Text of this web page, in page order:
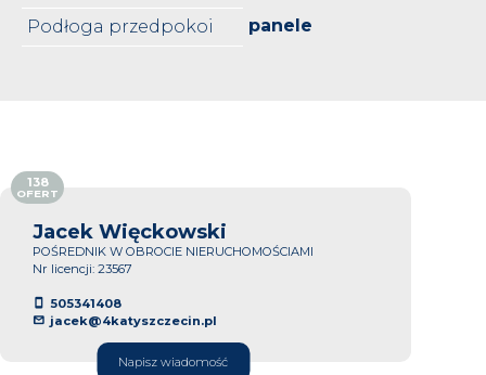
Podłoga przedpokoi panele
Jacek Więckowski
POŚREDNIK W OBROCIE NIERUCHOMOŚCIAMI
Nr licencji: 23567
505341408
jacek@4katyszczecin.pl
Napisz wiadomość
138
OFERT